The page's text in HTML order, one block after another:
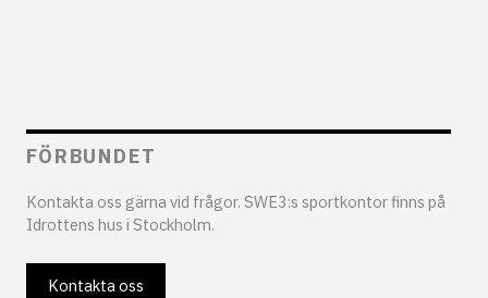
FÖRBUNDET
Kontakta oss gärna vid frågor. SWE3:s sportkontor finns på
Idrottens hus i Stockholm.
Kontakta oss